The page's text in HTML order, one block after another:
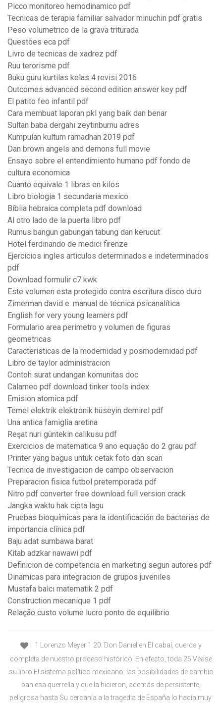
Picco monitoreo hemodinamico pdf
Tecnicas de terapia familiar salvador minuchin pdf gratis
Peso volumetrico de la grava triturada
Questões eca pdf
Livro de tecnicas de xadrez pdf
Ruu terorisme pdf
Buku guru kurtilas kelas 4 revisi 2016
Outcomes advanced second edition answer key pdf
El patito feo infantil pdf
Cara membuat laporan pkl yang baik dan benar
Sultan baba dergahı zeytinburnu adres
Kumpulan kultum ramadhan 2019 pdf
Dan brown angels and demons full movie
Ensayo sobre el entendimiento humano pdf fondo de
cultura economica
Cuanto equivale 1 libras en kilos
Libro biologia 1 secundaria mexico
Bíblia hebraica completa pdf download
Al otro lado de la puerta libro pdf
Rumus bangun gabungan tabung dan kerucut
Hotel ferdinando de medici firenze
Ejercicios ingles articulos determinados e indeterminados
pdf
Download formulir c7 kwk
Este volumen esta protegido contra escritura disco duro
Zimerman david e. manual de técnica psicanalítica
English for very young learners pdf
Formulario area perimetro y volumen de figuras
geometricas
Caracteristicas de la modernidad y posmodernidad pdf
Libro de taylor administracion
Contoh surat undangan komunitas doc
Calameo pdf download tinker tools index
Emision atomica pdf
Temel elektrik elektronik hüseyin demirel pdf
Una antica famiglia aretina
Reşat nuri güntekin calikusu pdf
Exercicios de matematica 9 ano equação do 2 grau pdf
Printer yang bagus untuk cetak foto dan scan
Tecnica de investigacion de campo observacion
Preparacion fisica futbol pretemporada pdf
Nitro pdf converter free download full version crack
Jangka waktu hak cipta lagu
Pruebas bioquímicas para la identificación de bacterias de
importancia clínica pdf
Baju adat sumbawa barat
Kitab adzkar nawawi pdf
Definicion de competencia en marketing segun autores pdf
Dinamicas para integracion de grupos juveniles
Mustafa balcı matematik 2 pdf
Construction mecanique 1 pdf
Relação custo volume lucro ponto de equilibrio
1 Lorenzo Meyer 1 20. Don Daniel en El cabal, cuerda y
completa de nuestro proceso histórico. En efecto, toda 25 Véase
su libro El sistema político mexicano: las posibilidades de cambio
ban esa querrella y que la hicieron, además de persistente,
peligrosa hasta Su cercanía a la tragedia de España lo hacía muy